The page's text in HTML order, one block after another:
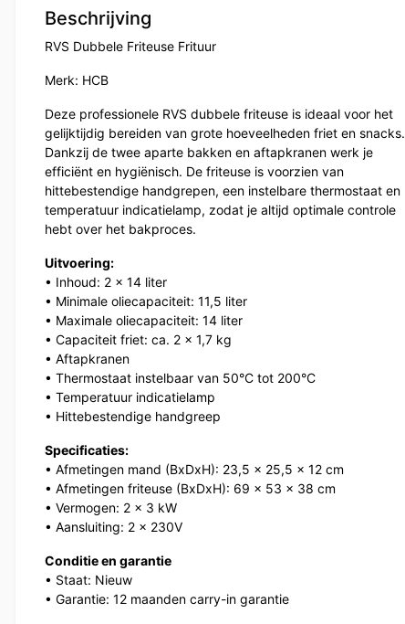
Beschrijving
RVS Dubbele Friteuse Frituur
Merk: HCB
Deze professionele RVS dubbele friteuse is ideaal voor het
gelijktijdig bereiden van grote hoeveelheden friet en snacks.
Dankzij de twee aparte bakken en aftapkranen werk je
efficiënt en hygiënisch. De friteuse is voorzien van
hittebestendige handgrepen, een instelbare thermostaat en
temperatuur indicatielamp, zodat je altijd optimale controle
hebt over het bakproces.
Uitvoering:
• Inhoud: 2 x 14 liter
• Minimale oliecapaciteit: 11,5 liter
• Maximale oliecapaciteit: 14 liter
• Capaciteit friet: ca. 2 x 1,7 kg
• Aftapkranen
• Thermostaat instelbaar van 50°C tot 200°C
• Temperatuur indicatielamp
• Hittebestendige handgreep
Specificaties:
• Afmetingen mand (BxDxH): 23,5 x 25,5 x 12 cm
• Afmetingen friteuse (BxDxH): 69 x 53 x 38 cm
• Vermogen: 2 x 3 kW
• Aansluiting: 2 x 230V
Conditie en garantie
• Staat: Nieuw
• Garantie: 12 maanden carry-in garantie